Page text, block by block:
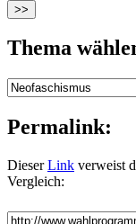
Thema
Permalink:
DieserLink verweist
Vergleich: